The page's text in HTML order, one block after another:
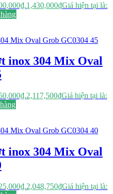
1,430,000₫Giá hiện tại là:
inox 304 Mix Oval
2,117,500₫Giá hiện tại là:
inox 304 Mix Oval
2,048,750₫Giá hiện tại là: